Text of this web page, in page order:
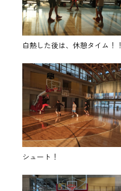
白熱した後は、休憩タイム！！
シュート！